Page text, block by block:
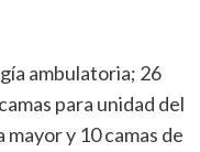
ambulatoria; 26
para unidad del
y 10 camas de